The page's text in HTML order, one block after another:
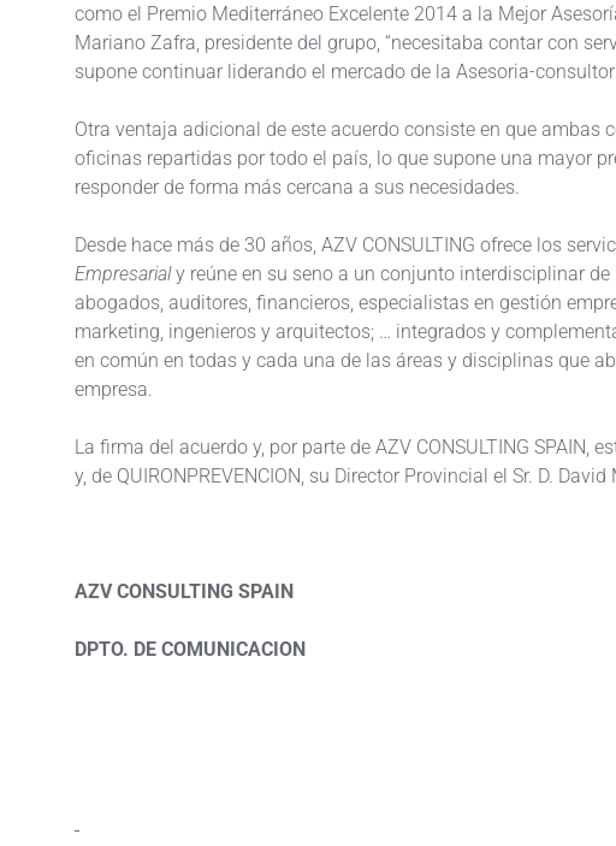
como el Premio Mediterráneo Excelente 2014 a la Mejor
Mariano Zafra, presidente del grupo, “necesitaba contar con
supone continuar liderando el mercado de la Asesoria-
Otra ventaja adicional de este acuerdo consiste en que ambas
oficinas repartidas por todo el país, lo que supone una mayor
responder de forma más cercana a sus necesidades.
Desde hace más de 30 años, AZV CONSULTING ofrece los
Empresarialy reúne en su seno a un conjunto interdisciplinar
abogados, auditores, financieros, especialistas en gestión
marketing, ingenieros y arquitectos; … integrados y
en común en todas y cada una de las áreas y disciplinas que
empresa.
La firma del acuerdo y, por parte de AZV CONSULTING SPAIN,
y, de QUIRONPREVENCION, su Director Provincial el Sr. D. David
AZV CONSULTING SPAIN
DPTO. DE COMUNICACION